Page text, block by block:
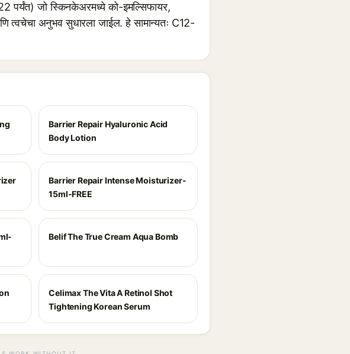
जो स्किनकेअरमध्ये को-इमल्सिफायर,
त्वचेचा अनुभव सुधारला जाईल. हे सामान्यतः C12-
Barrier Repair Hyaluronic Acid
Body Lotion
Barrier Repair Intense Moisturizer-
15ml-FREE
Belif The True Cream Aqua Bomb
Celimax The Vita A Retinol Shot
Tightening Korean Serum